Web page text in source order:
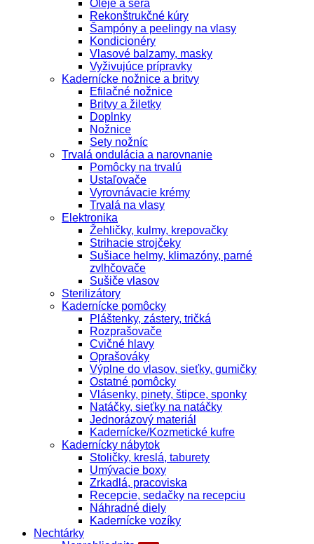
Oleje a séra
Rekonštrukčné kúry
Šampóny a peelingy na vlasy
Kondicionéry
Vlasové balzamy, masky
Vyživujúce prípravky
Kadernícke nožnice a britvy
Efilačné nožnice
Britvy a žiletky
Doplnky
Nožnice
Sety nožníc
Trvalá ondulácia a narovnanie
Pomôcky na trvalú
Ustaľovače
Vyrovnávacie krémy
Trvalá na vlasy
Elektronika
Žehličky, kulmy, krepovačky
Strihacie strojčeky
Sušiace helmy, klimazóny, parné
zvlhčovače
Sušiče vlasov
Sterilizátory
Kadernícke pomôcky
Pláštenky, zástery, tričká
Rozprašovače
Cvičné hlavy
Oprašováky
Výplne do vlasov, sieťky, gumičky
Ostatné pomôcky
Vlásenky, pinety, štipce, sponky
Natáčky, sieťky na natáčky
Jednorázový materiál
Kadernícke/Kozmetické kufre
Kadernícky nábytok
Stoličky, kreslá, taburety
Umývacie boxy
Zrkadlá, pracoviska
Recepcie, sedačky na recepciu
Náhradné diely
Kadernícke vozíky
Nechtárky